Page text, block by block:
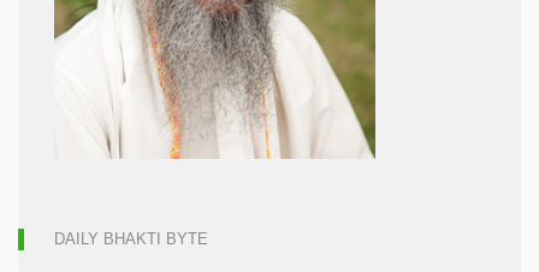
DAILY BHAKTI BYTE